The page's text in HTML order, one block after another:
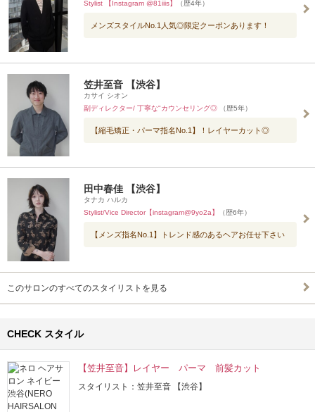
Stylist 【Instagram @81iiis】
（歴4年）
メンズスタイルNo.1人気◎限定クーポンあります！
笠井至音 【渋谷】
カサイ シオン
副ディレクター/ 丁寧な"カウンセリング◎
（歴5年）
【縮毛矯正・パーマ指名No.1】！レイヤーカット◎
田中春佳 【渋谷】
タナカ ハルカ
Stylist/Vice Director【instagram@9yo2a】
（歴6年）
【メンズ指名No.1】トレンド感のあるヘアお任せ下さい
このサロンのすべてのスタイリストを見る
CHECK スタイル
【笠井至音】レイヤー パーマ 前髪カット
スタイリスト：笠井至音 【渋谷】